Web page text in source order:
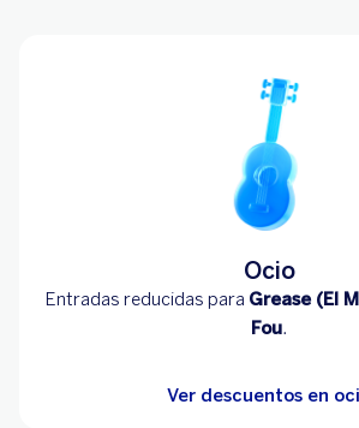
Ocio
Entradas reducidas para Grease (El
Fou.
Ver descuentos en